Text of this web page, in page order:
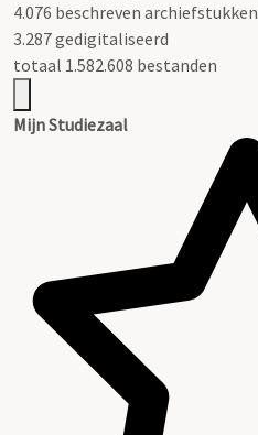
4.076 beschreven archiefstukken
3.287 gedigitaliseerd
totaal 1.582.608 bestanden
Mijn Studiezaal